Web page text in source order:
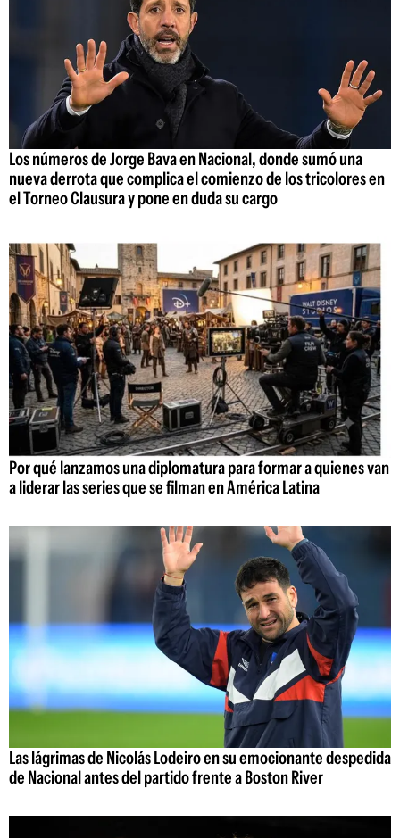
Los números de Jorge Bava en Nacional, donde sumó una
nueva derrota que complica el comienzo de los tricolores en
el Torneo Clausura y pone en duda su cargo
Por qué lanzamos una diplomatura para formar a quienes van
a liderar las series que se filman en América Latina
Las lágrimas de Nicolás Lodeiro en su emocionante despedida
de Nacional antes del partido frente a Boston River